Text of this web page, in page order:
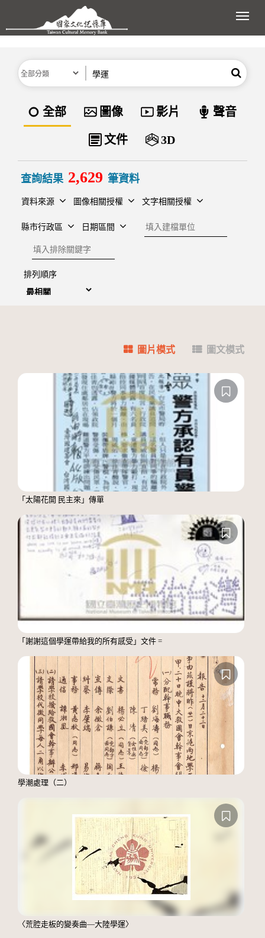
跳到主要內容區塊
展
分類 搜尋
資料類型
全部 圖像 影片 聲音
文件 3D
查詢結果 2,629 筆資料
資料來源 圖像相關授權 文字相關授權
縣市行政區 日期區間
建檔單位
排除關鍵字
排列順序
圖片模式 圖文模式
「太陽花開 民主來」傳單
「謝謝這個學運帶給我的所有感受」文件 =
學潮處理（二）
〈荒腔走板的變奏曲—大陸學運〉